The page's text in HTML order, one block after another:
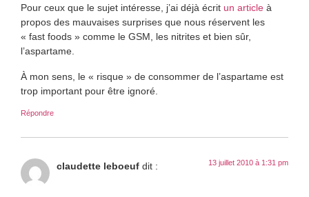
Pour ceux que le sujet intéresse, j’ai déjà écrit un article à
propos des mauvaises surprises que nous réservent les
« fast foods » comme le GSM, les nitrites et bien sûr,
l’aspartame.
À mon sens, le « risque » de consommer de l’aspartame est
trop important pour être ignoré.
Répondre
claudette leboeuf dit : 13 juillet 2010 à 1:31 pm